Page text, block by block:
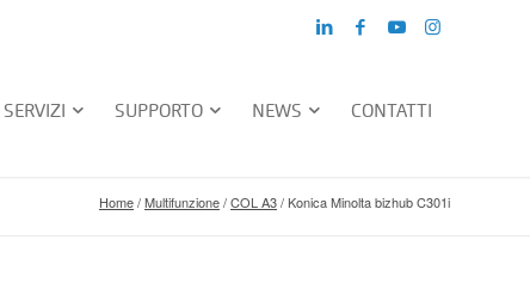
SERVIZI SUPPORTO NEWS CONTATTI
Home/Multifunzione/COL A3/Konica Minolta bizhub C301i